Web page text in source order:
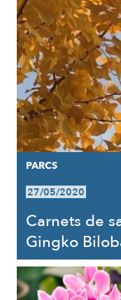
PARCS
27/05/2020
Carnets de
Gingko